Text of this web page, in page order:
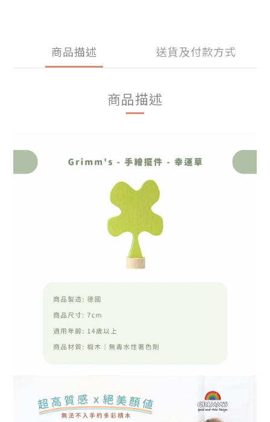
商品描述 送貨及付款方式
商品描述